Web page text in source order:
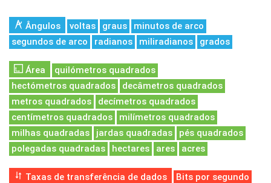
Ângulos voltas graus
minutos de arco
segundos de arco
radianos miliradianos grados
Área
quilómetros quadrados
hectómetros quadrados
decâmetros quadrados
metros quadrados
decímetros quadrados
centímetros quadrados
milímetros quadrados
milhas quadradas
jardas quadradas
pés quadrados
polegadas quadradas
hectares ares acres
Taxas de transferência de dados
Bits por segundo